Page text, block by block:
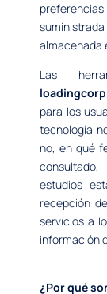
almacenada
Las
para los
tecnología
no, en qué
estudios
recepción
servicios a
información
¿Por qué